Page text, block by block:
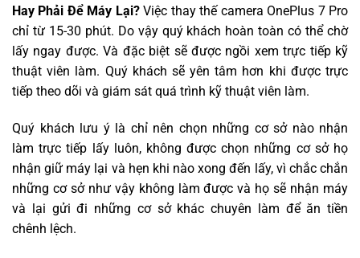
Hay Phải Để Máy Lại?Việc thay thế camera OnePlus 7 Pro
chỉ từ 15-30 phút. Do vậy quý khách hoàn toàn có thể chờ
lấy ngay được. Và đặc biệt sẽ được ngồi xem trực tiếp kỹ
thuật viên làm. Quý khách sẽ yên tâm hơn khi được trực
tiếp theo dõi và giám sát quá trình kỹ thuật viên làm.
Quý khách lưu ý là chỉ nên chọn những cơ sở nào nhận
làm trực tiếp lấy luôn, không được chọn những cơ sở họ
nhận giữ máy lại và hẹn khi nào xong đến lấy, vì chắc chắn
những cơ sở như vậy không làm được và họ sẽ nhận máy
và lại gửi đi những cơ sở khác chuyên làm để ăn tiền
chênh lệch.